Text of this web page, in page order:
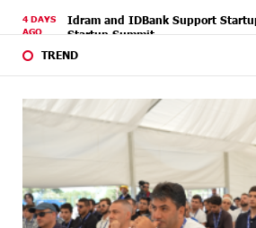
4 DAYS
AGO
Idram and IDBank Support
Startup Summit
5 DAYS
It is now possible to register in
“Free In-Game Bonuses”: IDBank
Cyberattacks Targeting
7 DAYS
AGO
Moody's affirms Converse Bank's
outlook to positive from stable
TREND